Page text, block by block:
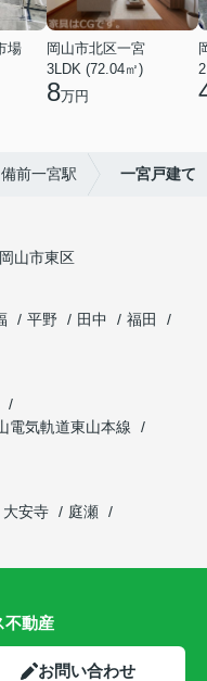
場
岡山市北区一宮
3LDK (72.04㎡)
8万円
備前一宮駅 一宮戸建て
岡山市東区
平野 田中
福田
電気軌道東山本線
大安寺
庭瀬
不動産
お問い合わせ